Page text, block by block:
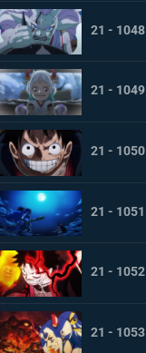
21 - 1048
21 - 1049
21 - 1050
21 - 1051
21 - 1052
21 - 1053